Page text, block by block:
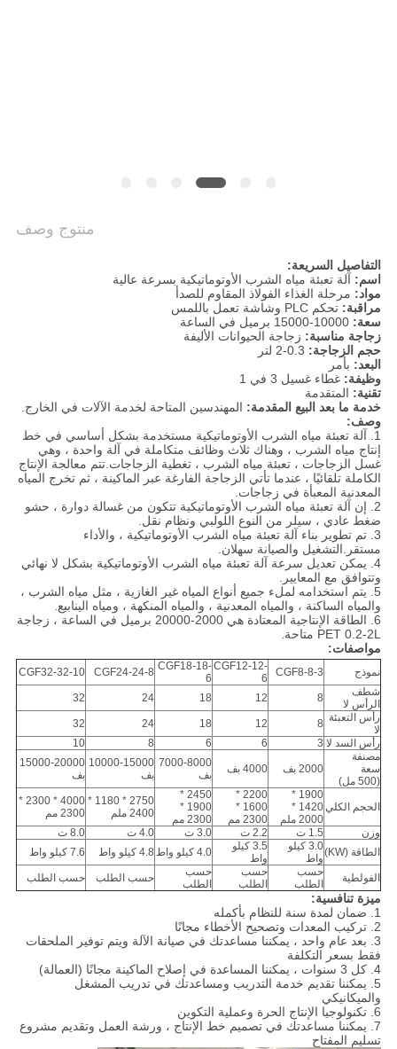
منتوج وصف
التفاصيل السريعة:
اسم: آلة تعبئة مياه الشرب الأوتوماتيكية بسرعة عالية
مواد: مرحلة الغذاء الفولاذ المقاوم للصدأ
مراقبة: تحكم PLC وشاشة تعمل باللمس
سعة:
زجاجة مناسبة: زجاجة الحيوانات الأليفة
حجم الزجاجة:
البعد: بأمر
وظيفة: غطاء غسيل 3 في 1
تقنية: المتقدمة
خدمة ما بعد البيع المقدمة: المهندسين المتاحة لخدمة الآلات في الخارج.
وصف:
1. آلة تعبئة مياه الشرب الأوتوماتيكية مستخدمة بشكل أساسي في خط
إنتاج مياه الشرب ، وهناك ثلاث وظائف متكاملة في آلة واحدة ، وهي
غسل الزجاجات ، تعبئة مياه الشرب ، تغطية الزجاجات.تتم معالجة الإنتاج
الكاملة تلقائيًا ، عندما تأتي الزجاجة الفارغة عبر الماكينة ، ثم تخرج المياه
المعدنية المعبأة في زجاجات.
2. إن آلة تعبئة مياه الشرب الأوتوماتيكية تتكون من غسالة دوارة ، حشو
ضغط عادي ، سيلر من النوع اللولبي ونظام نقل.
3. تم تطوير بناء آلة تعبئة مياه الشرب الأوتوماتيكية ، والأداء
مستقر.التشغيل والصيانة سهلان.
4. يمكن تعديل سرعة آلة تعبئة مياه الشرب الأوتوماتيكية بشكل لا نهائي
وتتوافق مع المعايير.
5. يتم استخدامه لملء جميع أنواع المياه غير الغازية ، مثل مياه الشرب ،
والمياه الساكنة ، والمياه المعدنية ، والمياه المنكهة ، ومياه الينابيع.
6. الطاقة الإنتاجية المعتادة هي 2000-20000 برميل في الساعة ، زجاجة
PET 0.2-2L متاحة.
مواصفات:
نموذج CGF8-8-3
CGF12-12-
6
CGF18-18-
6
CGF24-24-8
CGF32-32-10
شطف
الرأس لا
8
12
18
24
32
رأس التعبئة
لا
8
12
18
24
32
رأس السد لا 3
6
6
8
10
مصنفة
سعة
(500 مل)
2000 بف 4000 بف
7000-8000
بف
10000-15000
بف
15000-20000
بف
الحجم الكلي
1900 *
1420 *
2000 ملم
2200 *
1600 *
2300 مم
2450 *
1900 *
2300 مم
2750 * 1180 *
2400 ملم
4000 * 2300 *
2300 مم
وزن
1.5 ت 2.2 ت 3.0 ت 4.0 ت
8.0 ت
الطاقة (KW)
3.0 كيلو
واط
3.5 كيلو
واط
4.0 كيلو واط 4.8 كيلو واط 7.6 كيلو واط
الفولطية
حسب
الطلب
حسب
الطلب
حسب
الطلب
حسب الطلب حسب الطلب
ميزة تنافسية:
1. ضمان لمدة سنة للنظام بأكمله
2. تركيب المعدات وتصحيح الأخطاء مجانًا
3. بعد عام واحد ، يمكننا مساعدتك في صيانة الآلة ويتم توفير الملحقات
فقط بسعر التكلفة
4. كل 3 سنوات ، يمكننا المساعدة في إصلاح الماكينة مجانًا (العمالة)
5. يمكننا تقديم خدمة التدريب ومساعدتك في تدريب المشغل
والميكانيكي
6. تكنولوجيا الإنتاج الحرة وعملية التكوين
7. يمكننا مساعدتك في تصميم خط الإنتاج ، ورشة العمل وتقديم مشروع
تسليم المفتاح